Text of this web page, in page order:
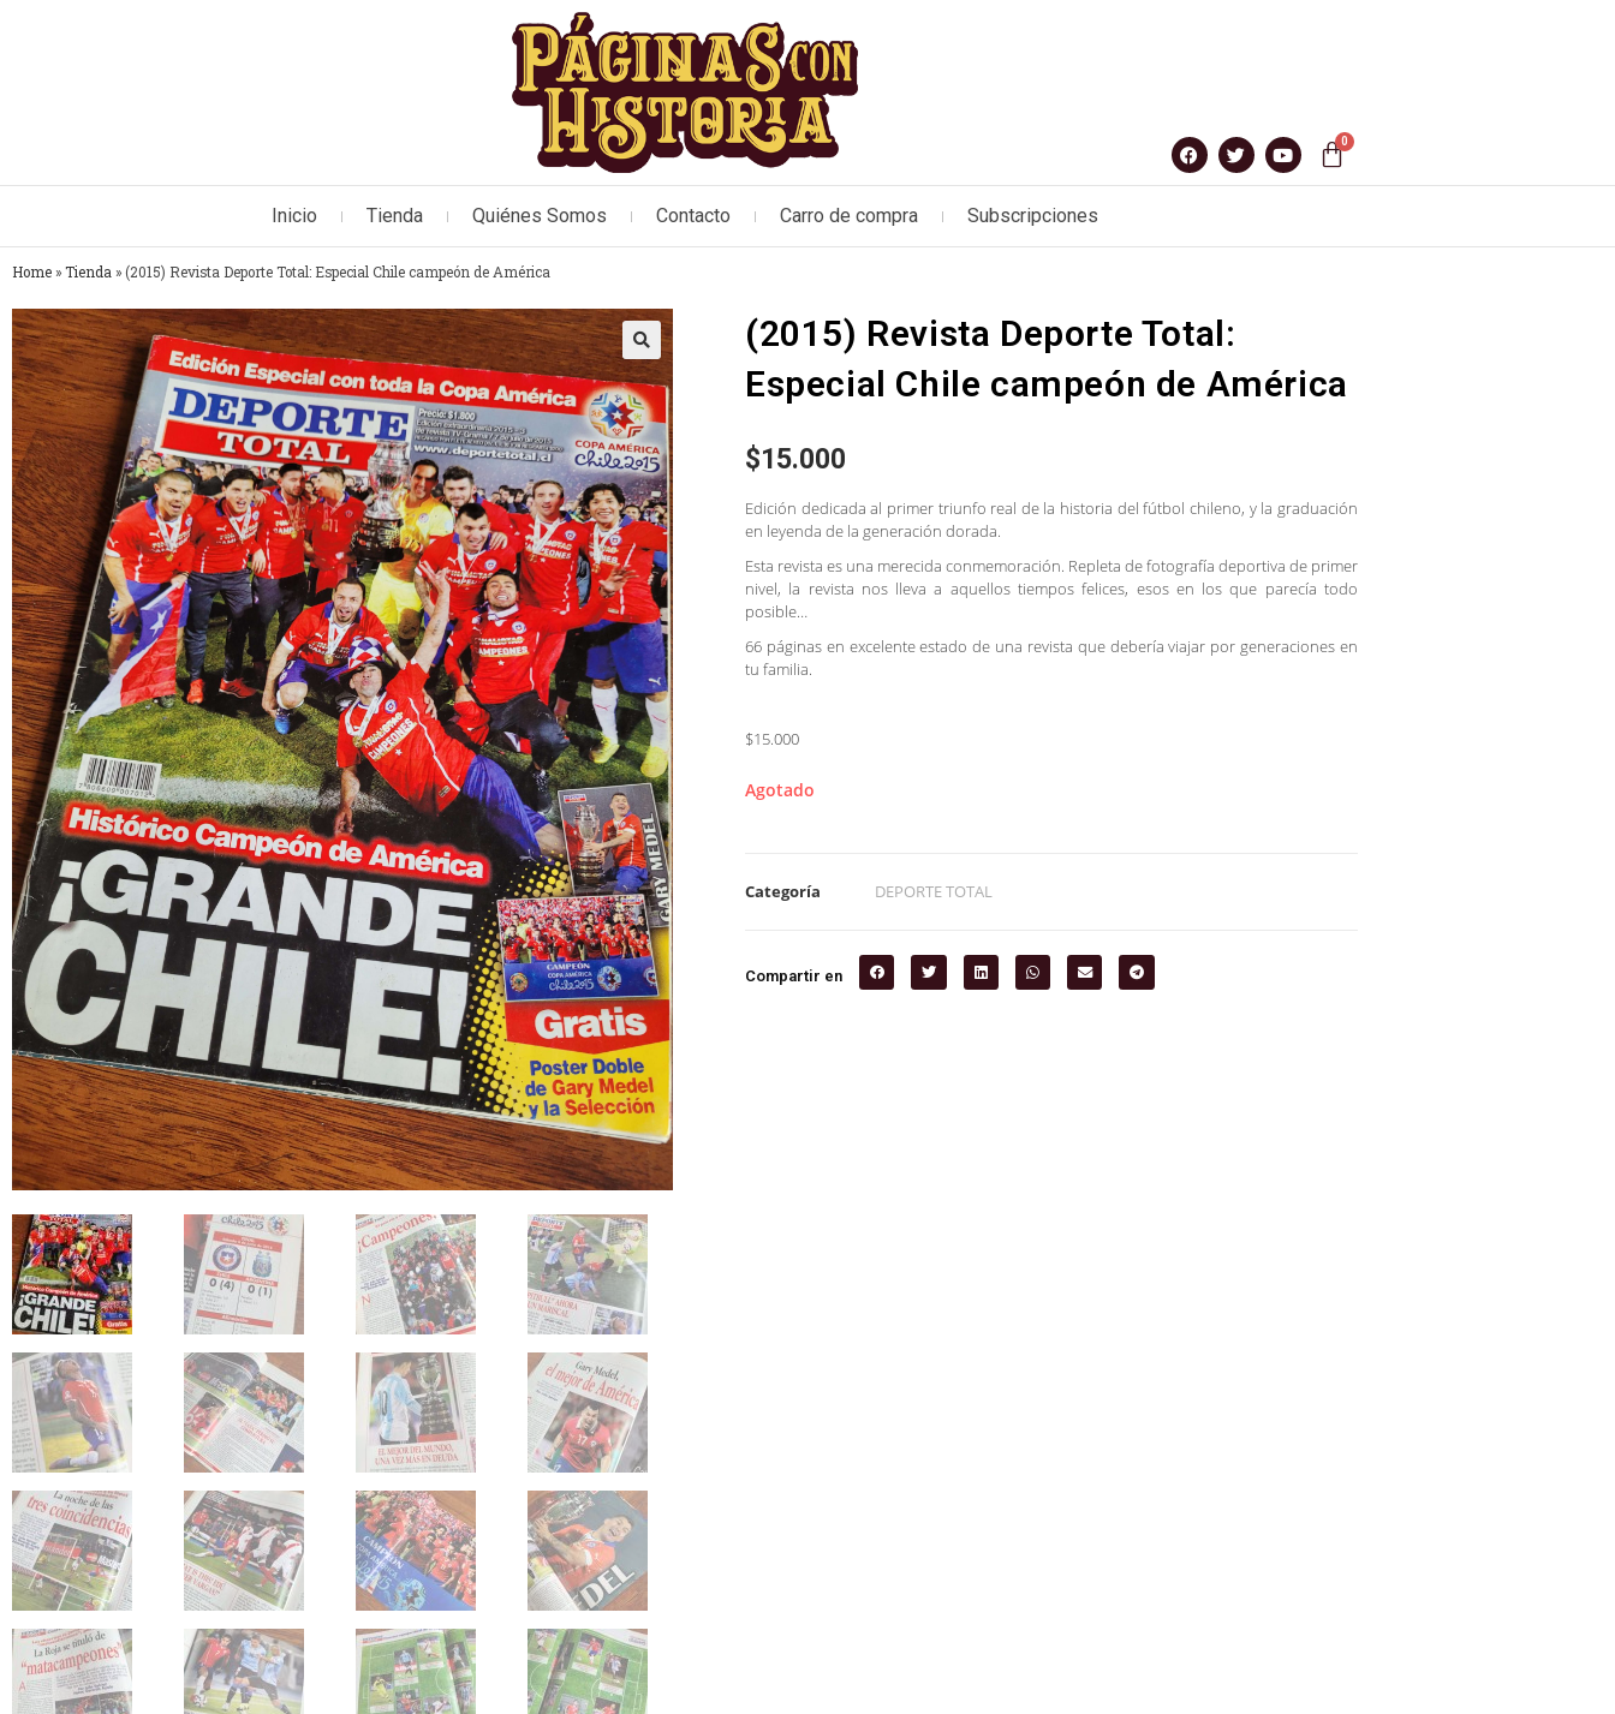
Inicio Tienda Quiénes Somos Contacto Carro de compra Subscripciones
Home » Tienda » (2015) Revista Deporte Total: Especial Chile campeón de América
🔍
(2015) Revista Deporte Total:
Especial Chile campeón de América
$15.000
Edición dedicada al primer triunfo real de la historia del fútbol chileno, y la graduación
en leyenda de la generación dorada.
Esta revista es una merecida conmemoración. Repleta de fotografía deportiva de primer
nivel, la revista nos lleva a aquellos tiempos felices, esos en los que parecía todo
posible…
66 páginas en excelente estado de una revista que debería viajar por generaciones en
tu familia.
$15.000
Agotado
Categoría DEPORTE TOTAL
Compartir en